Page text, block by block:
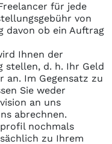
für jede
von
davon ob ein Auftrag
Ihnen der
stellen, d. h. Ihr Geld
an. Im Gegensatz zu
Sie weder
an uns
abrechnen.
nochmals
zu Ihrem